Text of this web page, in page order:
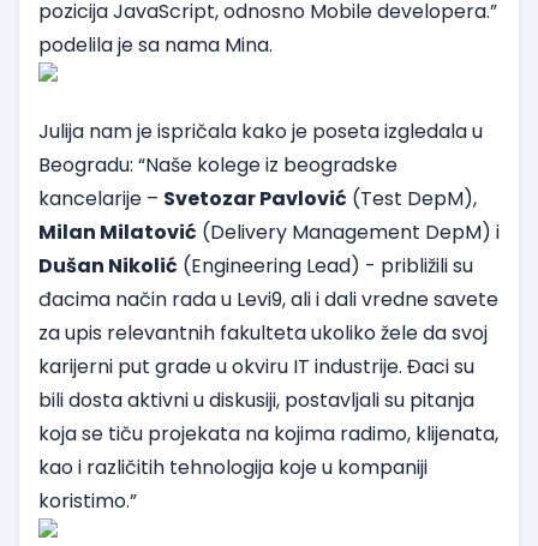
pozicija JavaScript, odnosno Mobile developera.”
podelila je sa nama Mina.
Julija nam je ispričala kako je poseta izgledala u
Beogradu: “Naše kolege iz beogradske
kancelarije – Svetozar Pavlović (Test DepM),
Milan Milatović (Delivery Management DepM) i
Dušan Nikolić (Engineering Lead) - približili su
đacima način rada u Levi9, ali i dali vredne savete
za upis relevantnih fakulteta ukoliko žele da svoj
karijerni put grade u okviru IT industrije. Đaci su
bili dosta aktivni u diskusiji, postavljali su pitanja
koja se tiču projekata na kojima radimo, klijenata,
kao i različitih tehnologija koje u kompaniji
koristimo.”